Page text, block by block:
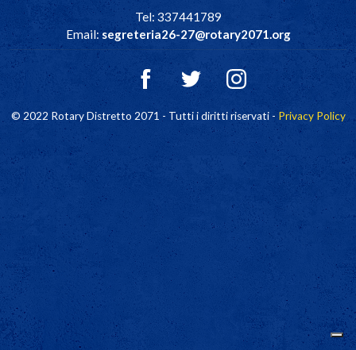
Tel: 337441789
Email:segreteria26-27@rotary2071.org
© 2022 Rotary Distretto 2071 - Tutti i diritti riservati - Privacy Policy